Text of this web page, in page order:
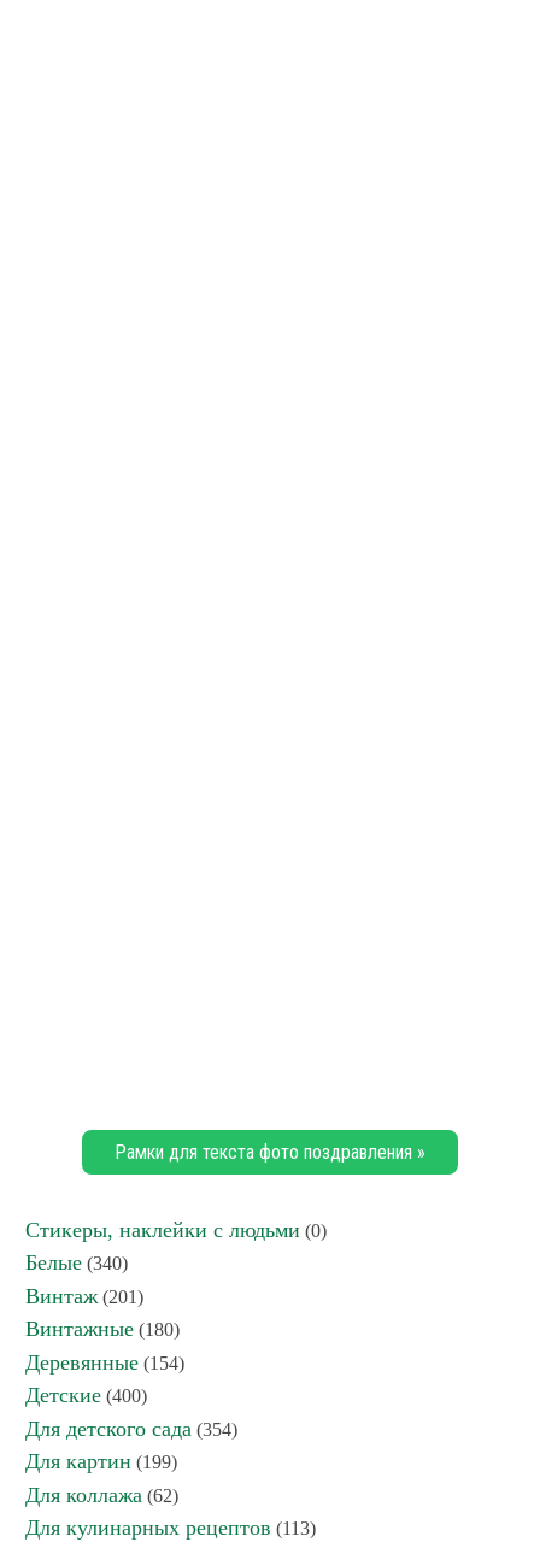
Рамки для текста фото поздравления »
Стикеры, наклейки с людьми (0)
Белые (340)
Винтаж (201)
Винтажные (180)
Деревянные (154)
Детские (400)
Для детского сада (354)
Для картин (199)
Для коллажа (62)
Для кулинарных рецептов (113)